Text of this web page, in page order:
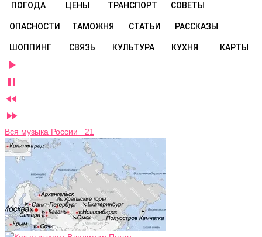
ПОГОДА ЦЕНЫ ТРАНСПОРТ СОВЕТЫ
ОПАСНОСТИ ТАМОЖНЯ СТАТЬИ РАССКАЗЫ
ШОППИНГ СВЯЗЬ КУЛЬТУРА КУХНЯ КАРТЫ




Вся музыка России 21